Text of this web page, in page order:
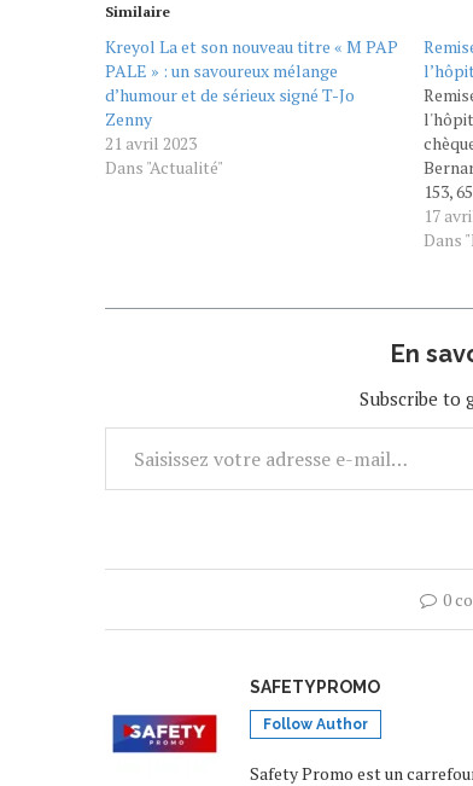
Similaire
Kreyol La et son nouveau titre « M PAP
PALE » : un savoureux mélange
d’humour et de sérieux signé T-Jo
Zenny
21 avril 2023
Dans "Actualité"
153,
au
17
Dans
En
Subscribe to
0
SAFETYPROMO
Follow Author
Safety Promo est un